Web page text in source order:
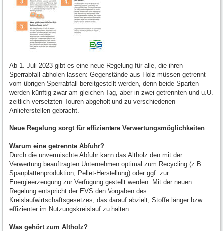
Ab 1. Juli 2023 gibt es eine neue Regelung für alle, die ihren
Sperrabfall abholen lassen: Gegenstände aus Holz müssen getrennt
vom übrigen Sperrabfall bereitgestellt werden, denn beide Sparten
werden künftig zwar am gleichen Tag, aber in zwei getrennten und u.U.
zeitlich versetzten Touren abgeholt und zu verschiedenen
Anlieferstellen gebracht.
Neue Regelung sorgt für effizientere Verwertungsmöglichkeiten
Warum eine getrennte Abfuhr?
Durch die unvermischte Abfuhr kann das Altholz den mit der
Verwertung beauftragten Unternehmen optimal zum Recycling (z.B.
Spanplattenproduktion, Pellet-Herstellung) oder ggf. zur
Energieerzeugung zur Verfügung gestellt werden. Mit der neuen
Regelung entspricht der EVS den Vorgaben des
Kreislaufwirtschaftsgesetzes, das darauf abzielt, Stoffe länger bzw.
effizienter im Nutzungskreislauf zu halten.
Was gehört zum Altholz?